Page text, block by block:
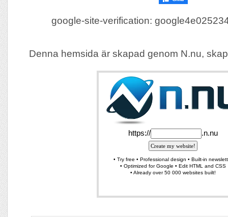
google-site-verification:
Denna hemsida är skapad genom N.nu,